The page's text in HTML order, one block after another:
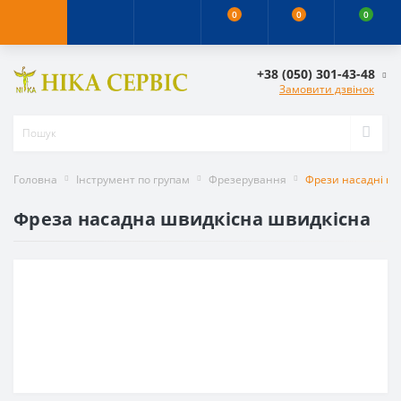
0 0 0
+38 (050) 301-43-48
Замовити дзвінок
Головна Інструмент по групам Фрезерування Фрези насадні
Фреза насадна швидкісна швидкісна